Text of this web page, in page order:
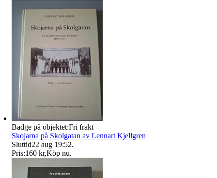
Badge på objektet:Fri frakt
Skojarna på Skolgatan av Lennart Kjellgren
Sluttid22 aug 19:52.
Pris:160 kr,Köp nu.